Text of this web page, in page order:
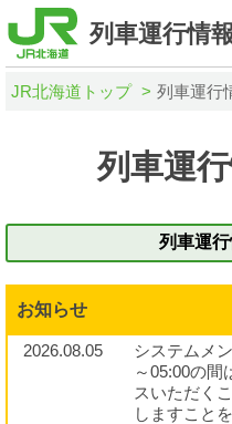
列車運行情
JR北海道トップ 列車運行
列車運
列車運
お知らせ
2026.08.05
システムメ
～05:00の間
スいただく
しますこと